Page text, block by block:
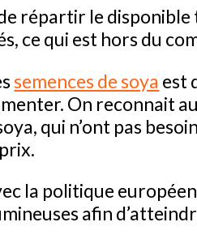
répartir le disponible
ce qui est hors du
semences de soya est
On reconnait
qui n’ont pas
la politique
afin